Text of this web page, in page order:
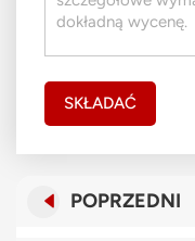
SKŁADAĆ
POPRZEDNI